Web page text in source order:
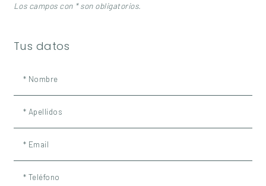
Los campos con * son obligatorios.
Tus datos
* Nombre
* Apellidos
* Email
* Teléfono